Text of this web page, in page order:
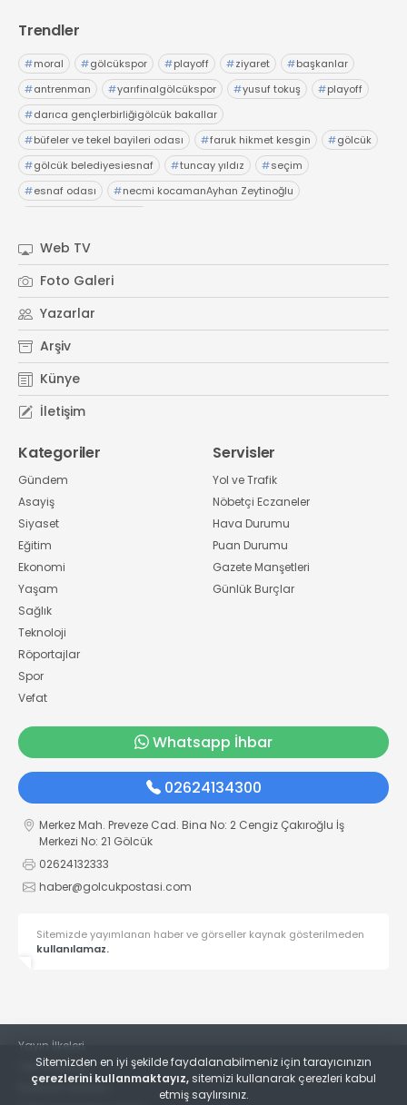
Trendler
#moral #gölcükspor #playoff #ziyaret #başkanlar
#antrenman #yarıfinalgölcükspor #yusuf tokuş #playoff
#darıca gençlerbirliğigölcük bakallar
#büfeler ve tekel bayileri odası #faruk hikmet kesgin #gölcük
#gölcük belediyesiesnaf #tuncay yıldız #seçim
#esnaf odası #necmi kocamanAyhan Zeytinoğlu
Web TV
Foto Galeri
Yazarlar
Arşiv
Künye
İletişim
Kategoriler
Gündem
Asayiş
Siyaset
Eğitim
Ekonomi
Yaşam
Sağlık
Teknoloji
Röportajlar
Spor
Vefat
Servisler
Yol ve Trafik
Nöbetçi Eczaneler
Hava Durumu
Puan Durumu
Gazete Manşetleri
Günlük Burçlar
Whatsapp İhbar
02624134300
Merkez Mah. Preveze Cad. Bina No: 2 Cengiz Çakıroğlu İş
Merkezi No: 21 Gölcük
02624132333
haber@golcukpostasi.com
Sitemizde yayımlanan haber ve görseller kaynak gösterilmeden
kullanılamaz.
Yayın İlkeleri
Veri Politikası
Kullanım Şartları
Sitemizden en iyi şekilde faydalanabilmeniz için tarayıcınızın
çerezlerini kullanmaktayız, sitemizi kullanarak çerezleri kabul
etmiş saylırsınız.